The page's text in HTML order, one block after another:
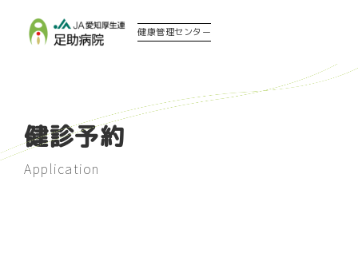
健康管理センター
健診予約
Application